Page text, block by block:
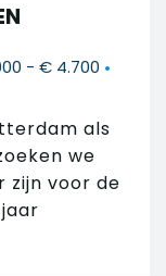
- € 4.700 •
als
we
zijn voor de